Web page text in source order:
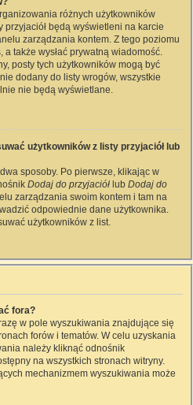
różnych użytkowników
będą wyświetleni na karcie
zarządzania kontem. Z tego poziomu
także wysłać prywatną wiadomość.
posty tych użytkowników mogą być
dodany do listy wrogów, wszystkie
nie będą wyświetlane.
użytkowników z listy przyjaciół lub
sposoby. Po pierwsze, klikając w
Dodaj do przyjaciół lub Dodaj do
zarządzania swoim kontem i tam na
odpowiednie dane użytkownika.
użytkowników z list.
fora?
w pole wyszukiwania znajdujące się
forów i tematów. W celu uzyskania
należy kliknąć odnośnik
na wszystkich stronach witryny.
mechanizmem wyszukiwania może